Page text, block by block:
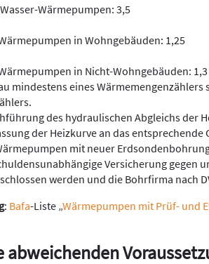
Wärmepumpen: 3,5
in Wohngebäuden: 1,25
in Nicht-Wohngebäuden: 1,3
mindestens eines Wärmemengenzählers
des hydraulischen Abgleichs der
der Heizkurve an das entsprechende
mit neuer
Versicherung gegen
werden und die Bohrfirma nach
: Bafa-Liste „Wärmepumpen mit Prüf- und
abweichenden